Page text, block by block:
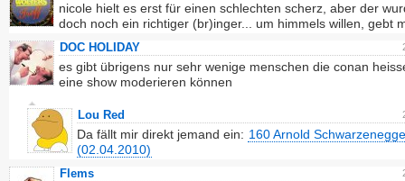
nicole hielt es erst für einen schlechten scherz, aber der
doch noch ein richtiger (br)inger... um himmels willen, gebt
DOC HOLIDAY
es gibt übrigens nur sehr wenige menschen die conan
eine show moderieren können
Lou Red
Da fällt mir direkt jemand ein: 160 Arnold
(02.04.2010)
Flems